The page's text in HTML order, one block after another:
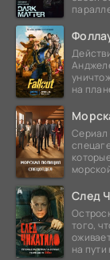
на
Сериал
След
того,
на